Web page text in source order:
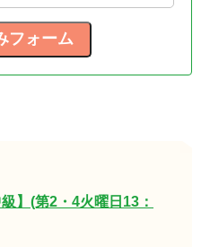
】(第2・4火曜日13：